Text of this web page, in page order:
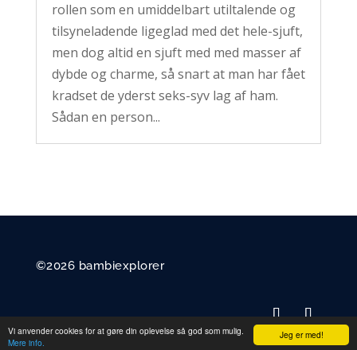
Jeg er med!
Vi anvender cookies for at gøre din oplevelse så god som mulig.
Mere info.
rollen som en umiddelbart utiltalende og
tilsyneladende ligeglad med det hele-sjuft,
men dog altid en sjuft med med masser af
dybde og charme, så snart at man har fået
kradset de yderst seks-syv lag af ham.
Sådan en person...
©2026 bambiexplorer